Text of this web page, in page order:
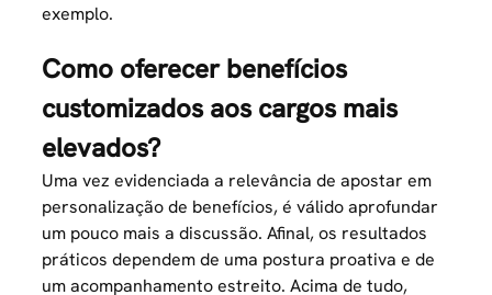
exemplo.
Como oferecer benefícios
customizados aos cargos mais
elevados?
Uma vez evidenciada a relevância de apostar em
personalização de benefícios, é válido aprofundar
um pouco mais a discussão. Afinal, os resultados
práticos dependem de uma postura proativa e de
um acompanhamento estreito. Acima de tudo,